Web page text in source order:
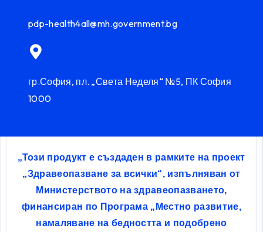
pdp-health4all@mh.government.bg
гр.София, пл. „Света Неделя“ №5, ПК София
1000
„Този продукт е създаден в рамките на проект
„Здравеопазване за всички“, изпълняван от
Министерството на здравеопазването,
финансиран по Програма „Местно развитие,
намаляване на бедността и подобрено